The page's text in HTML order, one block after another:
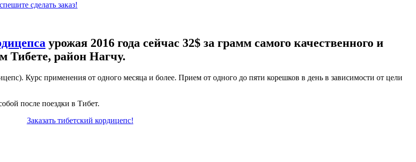
сделать заказ!
урожая 2016 года сейчас 32$ за грамм самого качественного и
Тибете, район Нагчу.
Курс применения от одного месяца и более. Прием от одного до пяти корешков в день в зависимости от цели
после поездки в Тибет.
Заказать тибетский кордицепс!